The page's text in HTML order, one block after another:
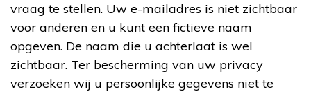
vraag te stellen. Uw e-mailadres is niet zichtbaar
voor anderen en u kunt een fictieve naam
opgeven. De naam die u achterlaat is wel
zichtbaar. Ter bescherming van uw privacy
verzoeken wij u persoonlijke gegevens niet te